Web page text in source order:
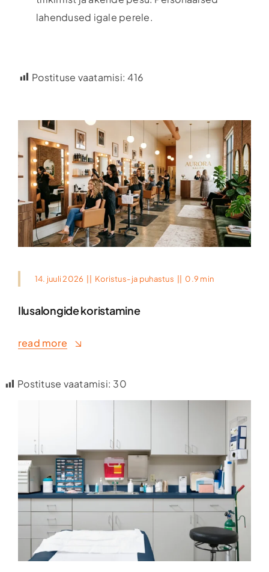
lahendused igale perele.
Postituse vaatamisi: 416
14. juuli 2026 Koristus- ja puhastus 0.9 min
Ilusalongide koristamine
read more
Postituse vaatamisi: 30